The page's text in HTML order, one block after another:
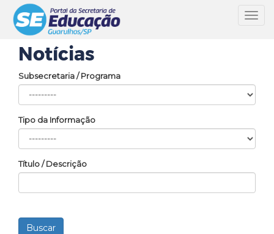
Notícias
Subsecretaria / Programa
Tipo da Informação
Título / Descrição